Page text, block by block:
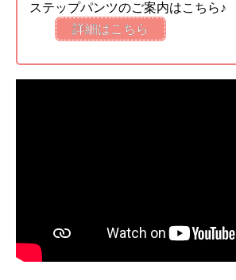
ステップパンツのご案内はこちら♪
詳細はこちら